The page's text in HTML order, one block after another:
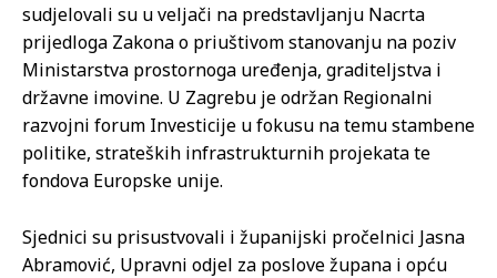
sudjelovali su u veljači na predstavljanju Nacrta
prijedloga Zakona o priuštivom stanovanju na poziv
Ministarstva prostornoga uređenja, graditeljstva i
državne imovine. U Zagrebu je održan Regionalni
razvojni forum Investicije u fokusu na temu stambene
politike, strateških infrastrukturnih projekata te
fondova Europske unije.
Sjednici su prisustvovali i županijski pročelnici Jasna
Abramović, Upravni odjel za poslove župana i opću